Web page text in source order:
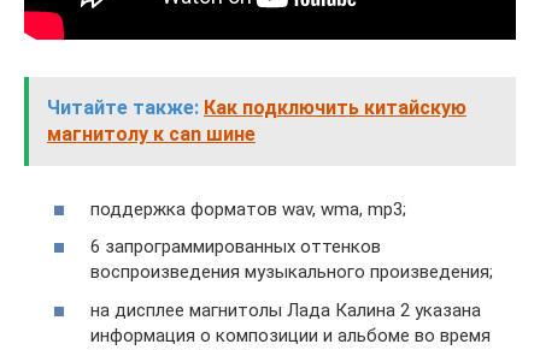
Читайте также: Как подключить китайскую
магнитолу к can шине
поддержка форматов wav, wma, mp3;
6 запрограммированных оттенков
воспроизведения музыкального произведения;
на дисплее магнитолы Лада Калина 2 указана
информация о композиции и альбоме во время